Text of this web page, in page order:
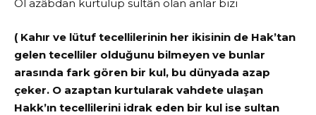
Ol azâbdan kurtulup sultân olan anlar bizi
( Kahır ve lütuf tecellilerinin her ikisinin de Hak’tan
gelen tecelliler olduğunu bilmeyen ve bunlar
arasında fark gören bir kul, bu dünyada azap
çeker. O azaptan kurtularak vahdete ulaşan
Hakk’ın tecellilerini idrak eden bir kul ise sultan